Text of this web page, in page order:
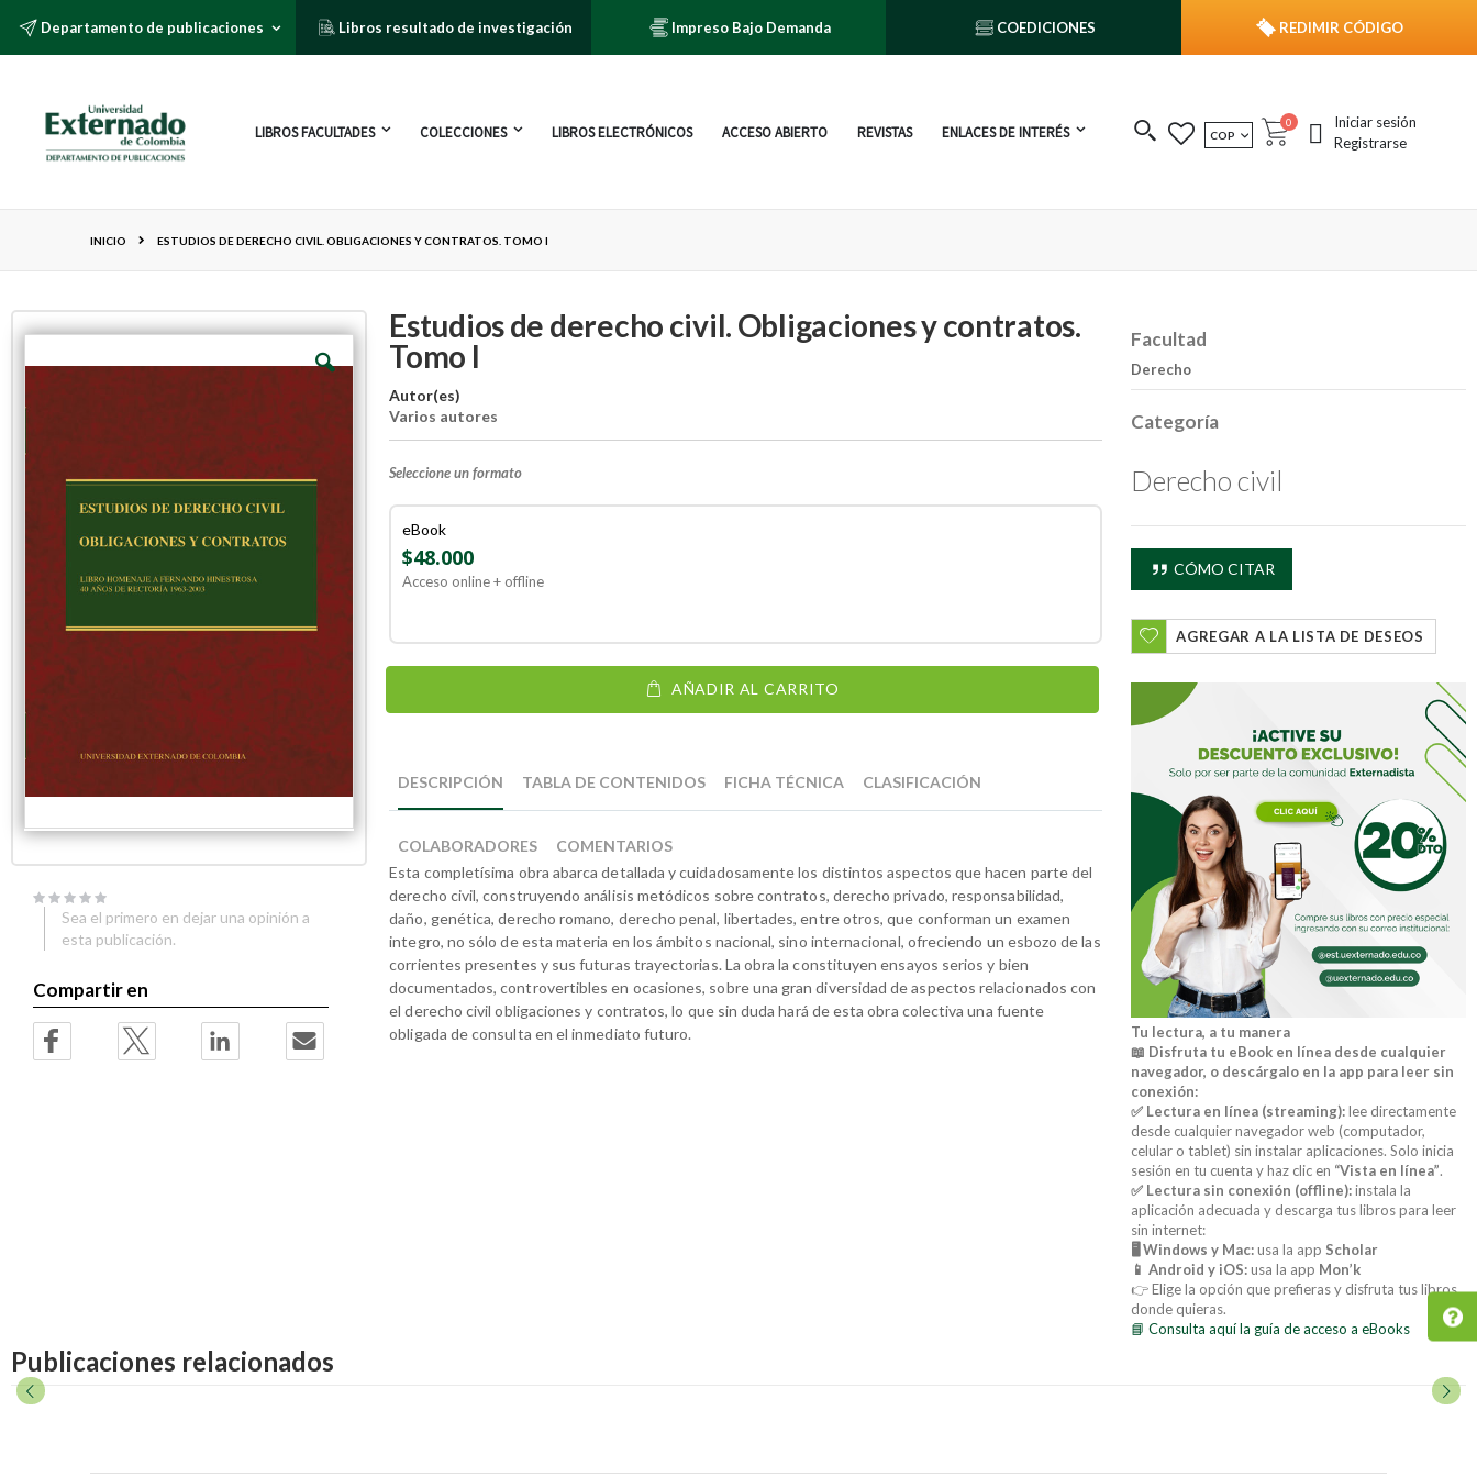
Departamento de publicaciones Libros resultado de investigación Impreso Bajo Demanda COEDICIONES REDIMIR CÓDIGO
LIBROS FACULTADES COLECCIONES LIBROS ELECTRÓNICOS ACCESO ABIERTO REVISTAS ENLACES DE INTERÉS MONEDA
COP Cart
0 publicacionesIniciar sesión
Registrarse
INICIO ESTUDIOS DE DERECHO CIVIL. OBLIGACIONES Y CONTRATOS. TOMO I
Estudios de derecho civil. Obligaciones y contratos.
Tomo I
Autor(es)
Varios autores
Seleccione un formato
eBook
$48.000
Acceso online + offline
AÑADIR AL CARRITO
to
end
the
images
gallery
to
beginning
the
images
gallery
DESCRIPCIÓN
Esta completísima obra abarca detallada y cuidadosamente los distintos aspectos que hacen parte del
derecho civil, construyendo análisis metódicos sobre contratos, derecho privado, responsabilidad,
daño, genética, derecho romano, derecho penal, libertades, entre otros, que conforman un examen
integro, no sólo de esta materia en los ámbitos nacional, sino internacional, ofreciendo un esbozo de las
corrientes presentes y sus futuras trayectorias. La obra la constituyen ensayos serios y bien
documentados, controvertibles en ocasiones, sobre una gran diversidad de aspectos relacionados con
el derecho civil obligaciones y contratos, lo que sin duda hará de esta obra colectiva una fuente
obligada de consulta en el inmediato futuro.
TABLA DE CONTENIDOS FICHA TÉCNICA CLASIFICACIÓN
COLABORADORES COMENTARIOS
Sea el primero en dejar una opinión a
esta publicación.
Compartir en
Facultad
Derecho
Categoría
Derecho civil
CÓMO CITAR
AGREGAR A LA LISTA DE DESEOS
Tu lectura, a tu manera
📖 Disfruta tu eBook en línea desde cualquier
navegador, o descárgalo en la app para leer sin
conexión:
✅ Lectura en línea (streaming):lee directamente
desde cualquier navegador web (computador,
celular o tablet) sin instalar aplicaciones. Solo inicia
sesión en tu cuenta y haz clic en “Vista en línea”.
✅ Lectura sin conexión (offline):instala la
aplicación adecuada y descarga tus libros para leer
sin internet:
🖥️ Windows y Mac:usa la app Scholar
📱 Android y iOS:usa la app Mon’k
👉 Elige la opción que prefieras y disfruta tus libros
donde quieras.
📘 Consulta aquí la guía de acceso a eBooks
Publicaciones relacionados